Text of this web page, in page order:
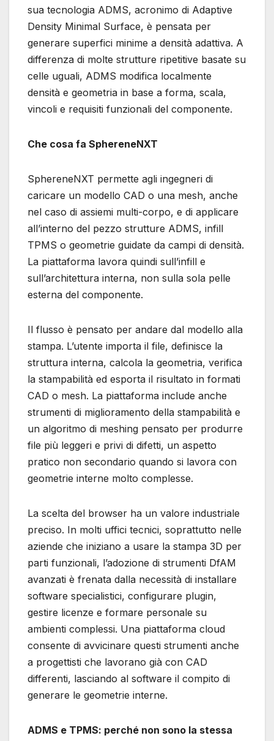
sua tecnologia ADMS, acronimo di Adaptive
Density Minimal Surface, è pensata per
generare superfici minime a densità adattiva. A
differenza di molte strutture ripetitive basate su
celle uguali, ADMS modifica localmente
densità e geometria in base a forma, scala,
vincoli e requisiti funzionali del componente.
Che cosa fa SphereneNXT
SphereneNXT permette agli ingegneri di
caricare un modello CAD o una mesh, anche
nel caso di assiemi multi-corpo, e di applicare
all’interno del pezzo strutture ADMS, infill
TPMS o geometrie guidate da campi di densità.
La piattaforma lavora quindi sull’infill e
sull’architettura interna, non sulla sola pelle
esterna del componente.
Il flusso è pensato per andare dal modello alla
stampa. L’utente importa il file, definisce la
struttura interna, calcola la geometria, verifica
la stampabilità ed esporta il risultato in formati
CAD o mesh. La piattaforma include anche
strumenti di miglioramento della stampabilità e
un algoritmo di meshing pensato per produrre
file più leggeri e privi di difetti, un aspetto
pratico non secondario quando si lavora con
geometrie interne molto complesse.
La scelta del browser ha un valore industriale
preciso. In molti uffici tecnici, soprattutto nelle
aziende che iniziano a usare la stampa 3D per
parti funzionali, l’adozione di strumenti DfAM
avanzati è frenata dalla necessità di installare
software specialistici, configurare plugin,
gestire licenze e formare personale su
ambienti complessi. Una piattaforma cloud
consente di avvicinare questi strumenti anche
a progettisti che lavorano già con CAD
differenti, lasciando al software il compito di
generare le geometrie interne.
ADMS e TPMS: perché non sono la stessa